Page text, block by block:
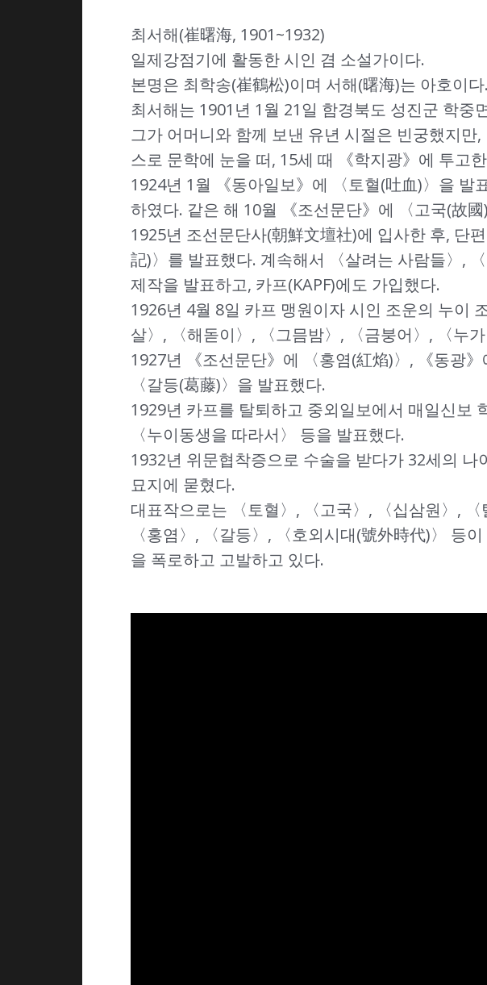
최서해(崔曙海, 1901~1932)
일제강점기에 활동한 시인 겸 소설가이다.
본명은 최학송(崔鶴松)이며 서해(曙海)는 아호이다.
최서해는 1901년 1월 21일 함경북도 성진군 학
그가 어머니와 함께 보낸 유년 시절은 빈궁했지만
스로 문학에 눈을 떠, 15세 때 《학지광》에 투고
1924년 1월 《동아일보》에 〈토혈(吐血)〉을 발
하였다. 같은 해 10월 《조선문단》에 〈고국(故
1925년 조선문단사(朝鮮文壇社)에 입사한 후, 단
記)〉를 발표했다. 계속해서 〈살려는 사람들〉,
제작을 발표하고, 카프(KAPF)에도 가입했다.
1926년 4월 8일 카프 맹원이자 시인 조운의 누이
살〉, 〈해돋이〉, 〈그믐밤〉, 〈금붕어〉, 〈누
1927년 《조선문단》에 〈홍염(紅焰)〉, 《동광
〈갈등(葛藤)〉을 발표했다.
1929년 카프를 탈퇴하고 중외일보에서 매일신보
〈누이동생을 따라서〉 등을 발표했다.
1932년 위문협착증으로 수술을 받다가 32세의
묘지에 묻혔다.
대표작으로는 〈토혈〉, 〈고국〉, 〈십삼원〉,
〈홍염〉, 〈갈등〉, 〈호외시대(號外時代)〉 등
을 폭로하고 고발하고 있다.